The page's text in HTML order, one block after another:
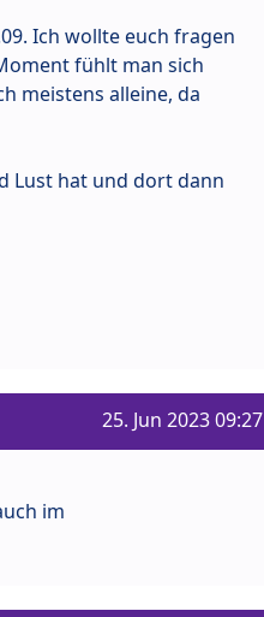
Ich wollte euch fragen
fühlt man sich
meistens alleine, da
Lust hat und dort dann
25. Jun 2023 09:27
im